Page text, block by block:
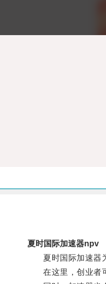
夏时国际加速器npv
夏时国际加速器为
在这里，创业者可